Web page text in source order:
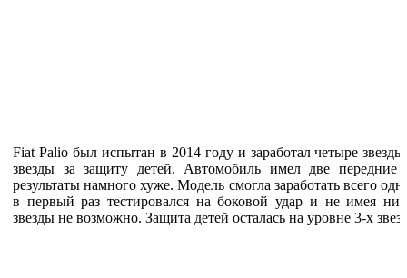
Fiat Palio был испытан в 2014 году и заработал четыре
звезды за защиту детей. Автомобиль имел две
результаты намного хуже. Модель смогла заработать всего
в первый раз тестировался на боковой удар и не имея
звезды не возможно. Защита детей осталась на уровне 3-х